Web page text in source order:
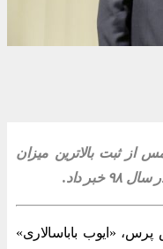
از ثبت بالاترین میزان
داد.
«ایوب باباسالاری»